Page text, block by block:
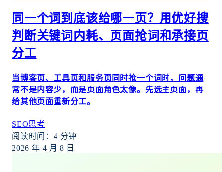
同一个词到底该给哪一页？用优好搜
判断关键词内耗、页面抢词和承接页
分工
当博客页、工具页和服务页同时抢一个词时，问题通
常不是内容少，而是页面角色太像。先选主页面，再
给其他页面重新分工。
SEO思考
阅读时间： 4 分钟
2026 年 4 月 8 日